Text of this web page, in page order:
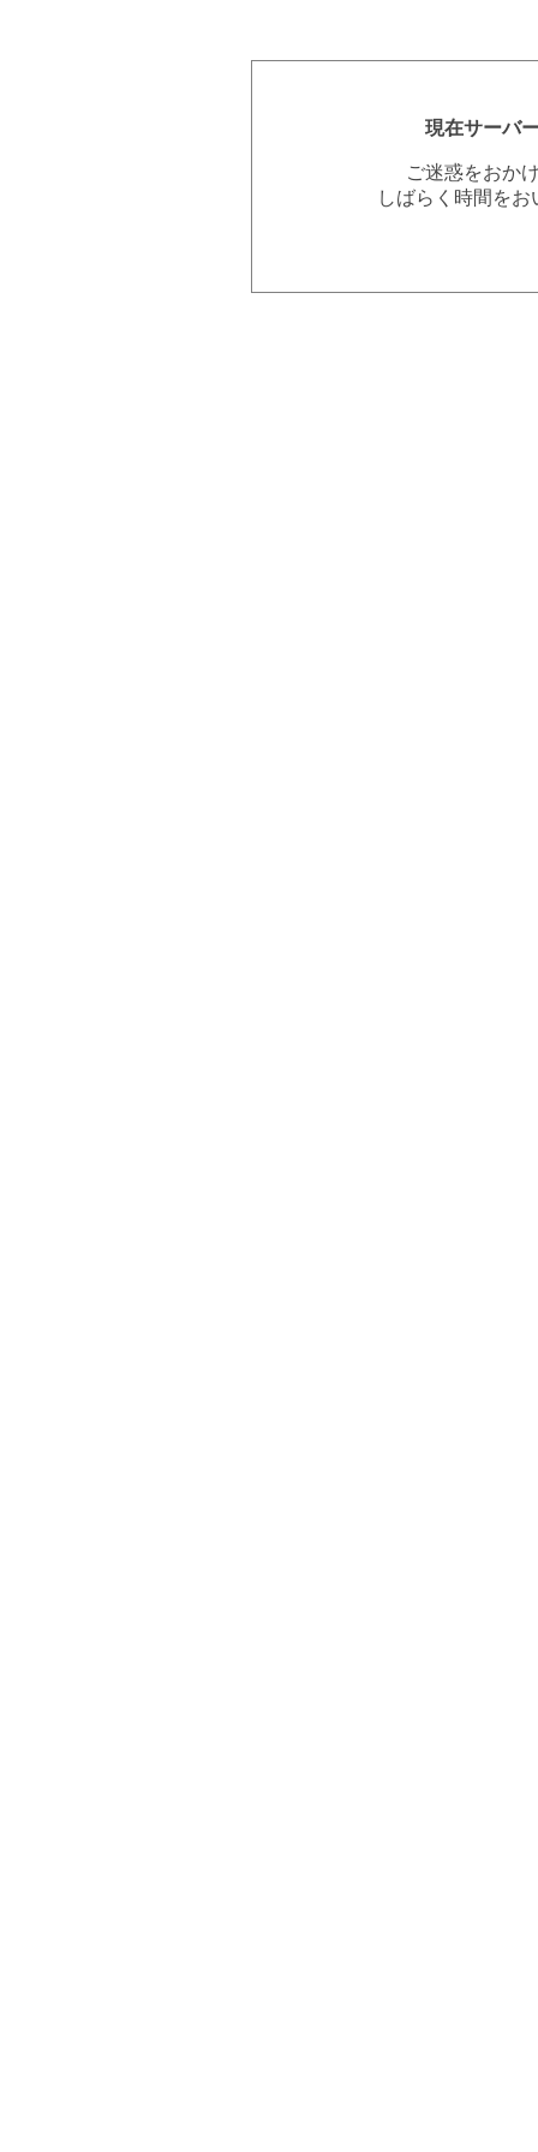
現在サーバ
ご迷惑をおか
しばらく時間を